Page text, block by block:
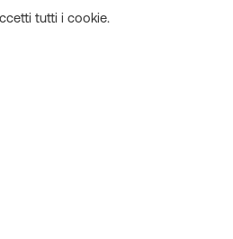
tutti i cookie.